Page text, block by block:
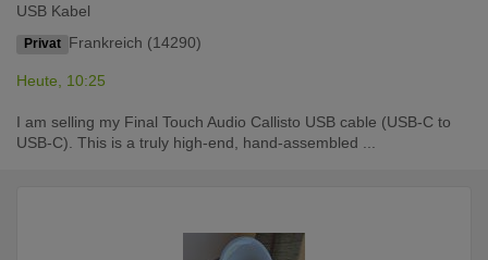
USB Kabel
Privat Frankreich (14290)
Heute, 10:25
I am selling my Final Touch Audio Callisto USB cable (USB-C to
USB-C). This is a truly high-end, hand-assembled ...